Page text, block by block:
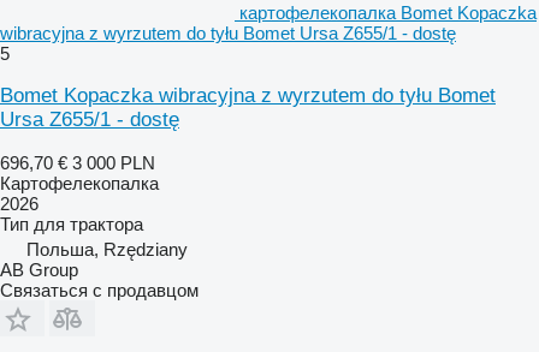
картофелекопалка Bomet Kopaczka
wibracyjna z wyrzutem do tyłu Bomet Ursa Z655/1 - dostę
5
Bomet Kopaczka wibracyjna z wyrzutem do tyłu Bomet
Ursa Z655/1 - dostę
696,70 € 3 000 PLN
Картофелекопалка
2026
Тип для трактора
Польша, Rzędziany
AB Group
Связаться с продавцом